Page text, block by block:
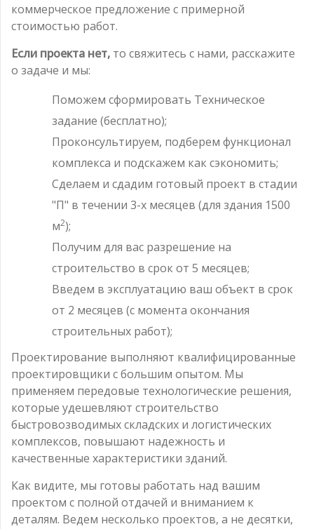
коммерческое предложение с примерной
стоимостью работ.
Если проекта нет, то свяжитесь с нами, расскажите
о задаче и мы:
Поможем сформировать Техническое
задание (бесплатно);
Проконсультируем, подберем функционал
комплекса и подскажем как сэкономить;
Сделаем и сдадим готовый проект в стадии
"П" в течении 3-х месяцев (для здания 1500
м2);
Получим для вас разрешение на
строительство в срок от 5 месяцев;
Введем в эксплуатацию ваш объект в срок
от 2 месяцев (с момента окончания
строительных работ);
Проектирование выполняют квалифицированные
проектировщики с большим опытом. Мы
применяем передовые технологические решения,
которые удешевляют строительство
быстровозводимых складских и логистических
комплексов, повышают надежность и
качественные характеристики зданий.
Как видите, мы готовы работать над вашим
проектом с полной отдачей и вниманием к
деталям. Ведем несколько проектов, а не десятки,